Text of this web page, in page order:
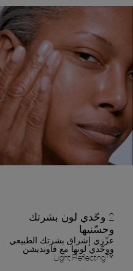
2 وحّدي لون بشرتك
وحسّنيها
عزّزي إشراق بشرتك الطبيعي
ووحّدي لونها مع فاونديشن
™Light Reflecting.